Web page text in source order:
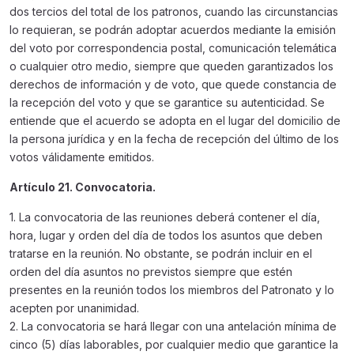
dos tercios del total de los patronos, cuando las circunstancias
lo requieran, se podrán adoptar acuerdos mediante la emisión
del voto por correspondencia postal, comunicación telemática
o cualquier otro medio, siempre que queden garantizados los
derechos de información y de voto, que quede constancia de
la recepción del voto y que se garantice su autenticidad. Se
entiende que el acuerdo se adopta en el lugar del domicilio de
la persona jurídica y en la fecha de recepción del último de los
votos válidamente emitidos.
Artículo 21. Convocatoria.
1. La convocatoria de las reuniones deberá contener el día,
hora, lugar y orden del día de todos los asuntos que deben
tratarse en la reunión. No obstante, se podrán incluir en el
orden del día asuntos no previstos siempre que estén
presentes en la reunión todos los miembros del Patronato y lo
acepten por unanimidad.
2. La convocatoria se hará llegar con una antelación mínima de
cinco (5) días laborables, por cualquier medio que garantice la